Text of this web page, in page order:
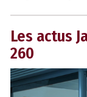
Les actus
260